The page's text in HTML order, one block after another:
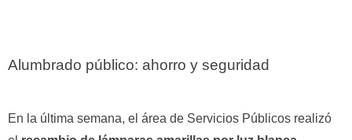
Alumbrado público: ahorro y seguridad
En la última semana, el área de Servicios Públicos realizó